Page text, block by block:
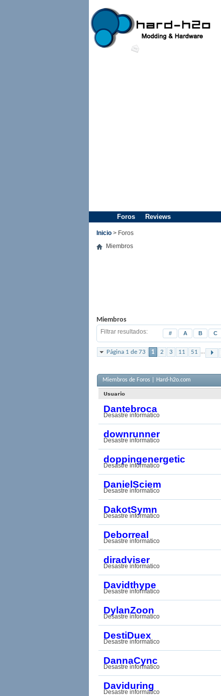
Foros Reviews
Inicio > Foros
Miembros
Miembros
Filtrar resultados # A B C
Página 1 de 73 1 2 3 11 51 ...
Miembros de Foros | Hard-h2o.com
Usuario
Dantebroca
Desastre informatico
downrunner
Desastre informatico
doppingenergetic
Desastre informatico
DanielSciem
Desastre informatico
DakotSymn
Desastre informatico
Deborreal
Desastre informatico
diradviser
Desastre informatico
Davidthype
Desastre informatico
DylanZoon
Desastre informatico
DestiDuex
Desastre informatico
DannaCync
Desastre informatico
Daviduring
Desastre informatico